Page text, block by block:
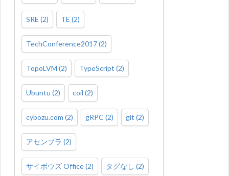
SRE (2) TE (2)
TechConference2017(2)
TopoLVM (2) TypeScript (2)
Ubuntu (2) coil (2)
cybozu.com (2) gRPC (2) git (2)
アセンブラ (2)
サイボウズ Office(2) タグなし (2)